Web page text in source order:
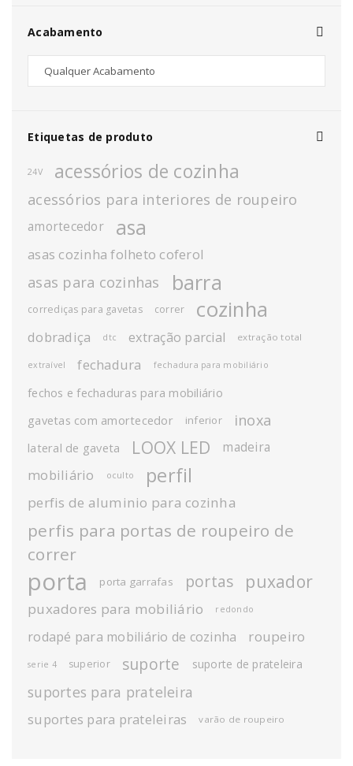
Acabamento
Etiquetas de produto
24V acessórios de cozinha
acessórios para interiores de roupeiro
amortecedor asa
asas cozinha folheto coferol
asas para cozinhas barra
corrediças para gavetas correr cozinha
dobradiça dtc extração parcial extração total
extraível fechadura fechadura para mobiliário
fechos e fechaduras para mobiliário
gavetas com amortecedor
inferior inoxa
lateral de gaveta LOOX LED madeira
mobiliário oculto perfil
perfis de aluminio para cozinha
perfis para portas de roupeiro de
correr
porta porta garrafas portas puxador
puxadores para mobiliário redondo
rodapé para mobiliário de cozinha roupeiro
serie 4 superior suporte suporte de prateleira
suportes para prateleira
suportes para prateleiras varão de roupeiro